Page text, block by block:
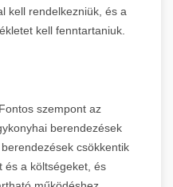
kell rendelkezniük, és a
kell fenntartaniuk.
szempont az
berendezések
csökkentik
és a költségeket, és